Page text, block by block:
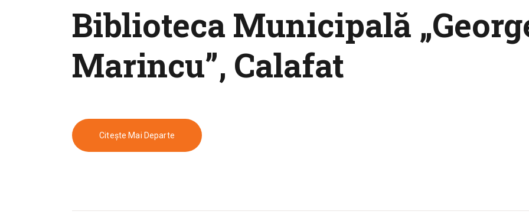
Biblioteca Municipală
Marincu”, Calafat
Citește Mai Departe